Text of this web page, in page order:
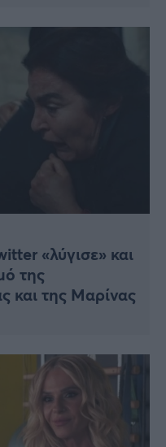
«λύγισε» και
της
και της Μαρίνας